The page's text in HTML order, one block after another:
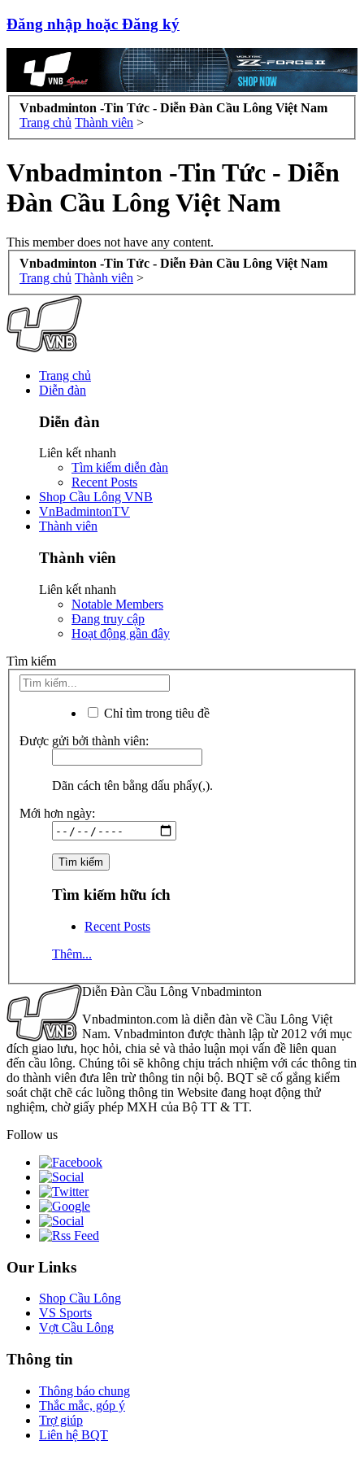
Đăng nhập hoặc Đăng ký
Vnbadminton -Tin Tức - Diễn Đàn Cầu Lông Việt Nam
Trang chủ Thành viên >
Vnbadminton -Tin Tức - Diễn
Đàn Cầu Lông Việt Nam
This member does not have any content.
Vnbadminton -Tin Tức - Diễn Đàn Cầu Lông Việt Nam
Trang chủ Thành viên >
Trang chủ
Diễn đàn
Diễn đàn
Liên kết nhanh
Tìm kiếm diễn đàn
Recent Posts
Shop Cầu Lông VNB
VnBadmintonTV
Thành viên
Thành viên
Liên kết nhanh
Notable Members
Đang truy cập
Hoạt động gần đây
Tìm kiếm
Chỉ tìm trong tiêu đề
Được gửi bởi thành viên:
Dãn cách tên bằng dấu phẩy(,).
Mới hơn ngày:
Tìm kiếm hữu ích
Recent Posts
Thêm...
Diễn Đàn Cầu Lông Vnbadminton
Vnbadminton.com là diễn đàn về Cầu Lông Việt
Nam. Vnbadminton được thành lập từ 2012 với mục
đích giao lưu, học hỏi, chia sẻ và thảo luận mọi vấn đề liên quan
đến cầu lông. Chúng tôi sẽ không chịu trách nhiệm với các thông tin
do thành viên đưa lên trừ thông tin nội bộ. BQT sẽ cố gắng kiểm
soát chặt chẽ các luồng thông tin Website đang hoạt động thử
nghiệm, chờ giấy phép MXH của Bộ TT & TT.
Follow us
Our Links
Shop Cầu Lông
VS Sports
Vợt Cầu Lông
Thông tin
Thông báo chung
Thắc mắc, góp ý
Trợ giúp
Liên hệ BQT